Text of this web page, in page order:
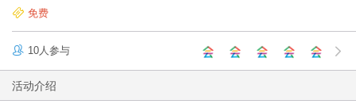
免费
10人参与
活动介绍